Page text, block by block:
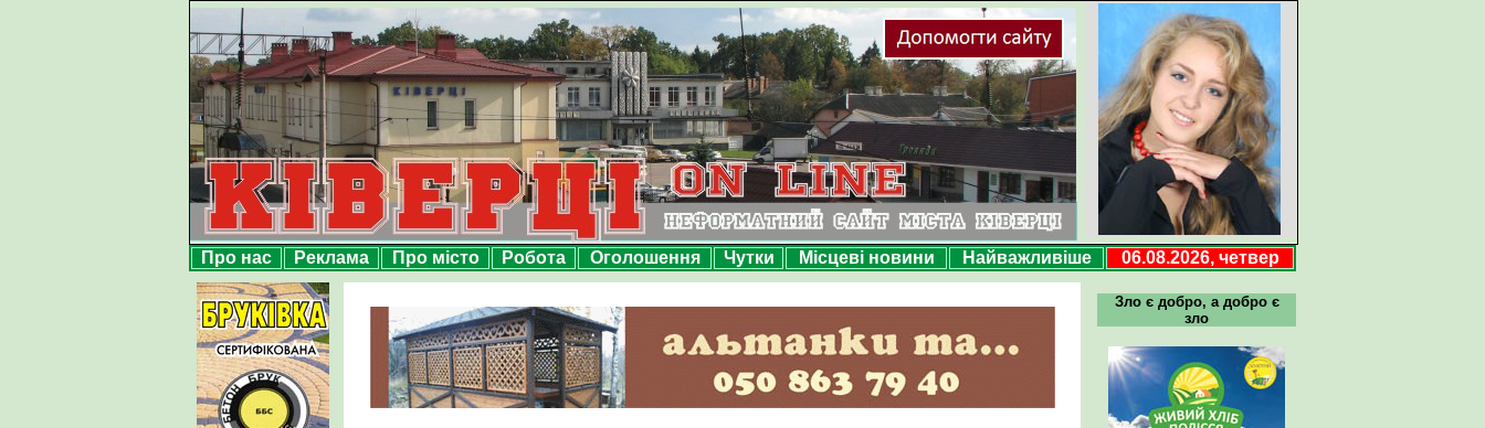
Про нас Реклама Про місто Робота Оголошення Чутки Місцеві новини Найважливіше 06.08.2026, четвер
Зло є добро, а добро є
зло